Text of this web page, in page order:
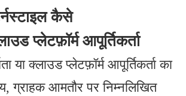
कैसे
प्लेटफ़ॉर्म आपूर्तिकर्ता
या क्लाउड प्लेटफ़ॉर्म आपूर्तिकर्ता का
ग्राहक आमतौर पर निम्नलिखित